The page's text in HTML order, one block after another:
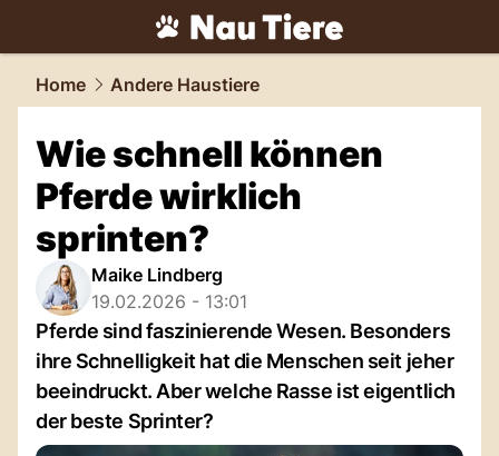
tiere.NAU.ch
Home Andere Haustiere
Wie schnell können
Pferde wirklich
sprinten?
Maike Lindberg
19.02.2026 - 13:01
Pferde sind faszinierende Wesen. Besonders
ihre Schnelligkeit hat die Menschen seit jeher
beeindruckt. Aber welche Rasse ist eigentlich
der beste Sprinter?